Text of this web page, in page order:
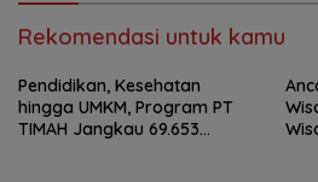
Rekomendasi untuk kamu
Pendidikan, Kesehatan
hingga UMKM, Program PT
TIMAH Jangkau 69.653